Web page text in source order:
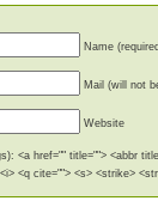
Name
Mail (will not
Website
<a href="" title=""> <abbr
<q cite=""> <s> <strike>